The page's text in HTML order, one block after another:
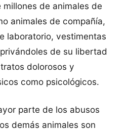
millones de animales de
animales de compañía,
laboratorio, vestimentas
de su libertad
dolorosos y
como psicológicos.
parte de los abusos
demás animales son